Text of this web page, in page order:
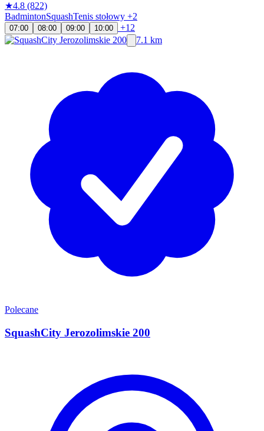
★4.8 (822)
BadmintonSquashTenis stołowy +2
07:00 08:00 09:00 10:00
+12
7.1 km
Polecane
SquashCity Jerozolimskie 200